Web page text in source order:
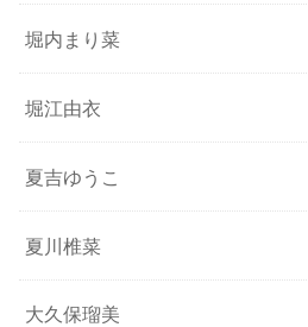
堀内まり菜
堀江由衣
夏吉ゆうこ
夏川椎菜
大久保瑠美